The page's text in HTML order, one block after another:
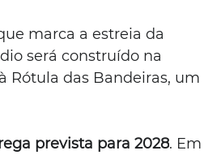
marca a estreia da
será construído na
Rótula das Bandeiras, um
prevista para 2028. Em